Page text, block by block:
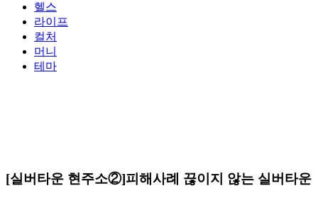
헬스
라이프
컬처
머니
테마
[실버타운 현주소②]피해사례 끊이지 않는 실버타운